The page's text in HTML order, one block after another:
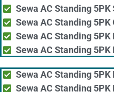
Sewa AC Standing 5PK
Sewa AC Standing 5PK
Sewa AC Standing 5PK
Sewa AC Standing 5PK
Sewa AC Standing 5PK